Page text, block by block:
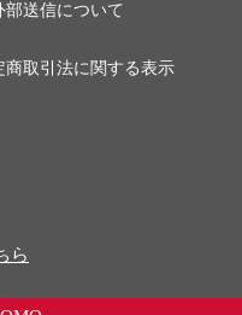
部送信について
商取引法に関する表示
ら